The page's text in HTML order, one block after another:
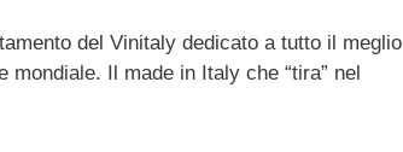
del Vinitaly dedicato a tutto il meglio
Il made in Italy che “tira” nel